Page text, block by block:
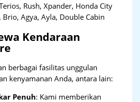
Rush, Xpander, Honda City
Brio, Agya, Ayla, Double Cabin
Kendaraan
berbagai fasilitas unggulan
kenyamanan Anda, antara lain:
Penuh: Kami memberikan